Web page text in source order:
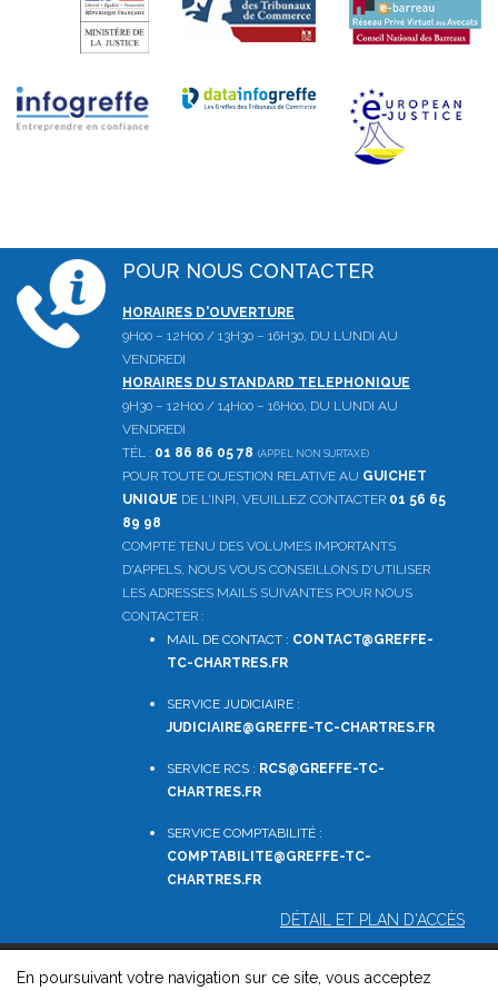
POUR NOUS CONTACTER
HORAIRES D'OUVERTURE
9H00 – 12H00 / 13H30 – 16H30, DU LUNDI AU
VENDREDI
HORAIRES DU STANDARD TELEPHONIQUE
9H30 – 12H00 / 14H00 – 16H00, DU LUNDI AU
VENDREDI
TÉL : 01 86 86 05 78 (APPEL NON SURTAXÉ)
POUR TOUTE QUESTION RELATIVE AU GUICHET
UNIQUE DE L'INPI, VEUILLEZ CONTACTER 01 56 65
89 98
COMPTE TENU DES VOLUMES IMPORTANTS
D'APPELS, NOUS VOUS CONSEILLONS D'UTILISER
LES ADRESSES MAILS SUIVANTES POUR NOUS
CONTACTER :
MAIL DE CONTACT : CONTACT@GREFFE-
TC-CHARTRES.FR
SERVICE JUDICIAIRE :
JUDICIAIRE@GREFFE-TC-CHARTRES.FR
SERVICE RCS : RCS@GREFFE-TC-
CHARTRES.FR
SERVICE COMPTABILITÉ :
COMPTABILITE@GREFFE-TC-
CHARTRES.FR
DÉTAIL ET PLAN D'ACCÈS
En poursuivant votre navigation sur ce site, vous acceptez